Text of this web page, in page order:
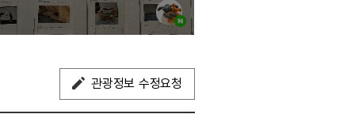
관광정보 수정요청